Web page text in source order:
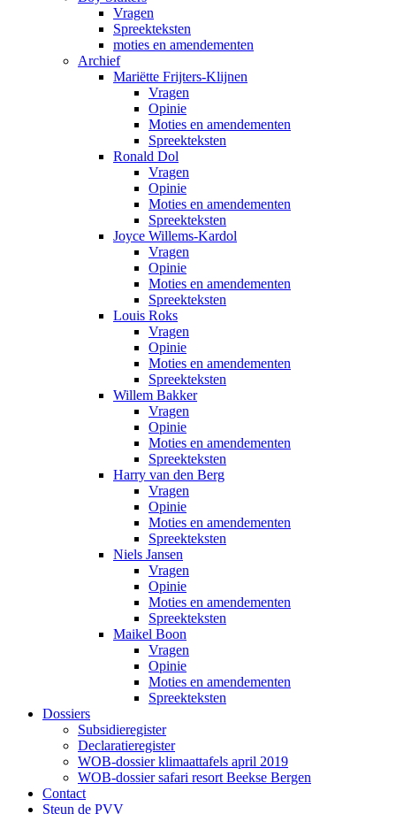
Vragen
Spreekteksten
moties en amendementen
Archief
Mariëtte Frijters-Klijnen
Vragen
Opinie
Moties en amendementen
Spreekteksten
Ronald Dol
Vragen
Opinie
Moties en amendementen
Spreekteksten
Joyce Willems-Kardol
Vragen
Opinie
Moties en amendementen
Spreekteksten
Louis Roks
Vragen
Opinie
Moties en amendementen
Spreekteksten
Willem Bakker
Vragen
Opinie
Moties en amendementen
Spreekteksten
Harry van den Berg
Vragen
Opinie
Moties en amendementen
Spreekteksten
Niels Jansen
Vragen
Opinie
Moties en amendementen
Spreekteksten
Maikel Boon
Vragen
Opinie
Moties en amendementen
Spreekteksten
Dossiers
Subsidieregister
Declaratieregister
WOB-dossier klimaattafels april 2019
WOB-dossier safari resort Beekse Bergen
Contact
Steun de PVV